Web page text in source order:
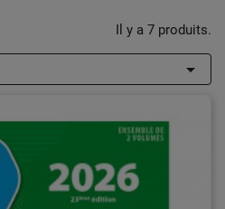
Il y a 7 produits.
